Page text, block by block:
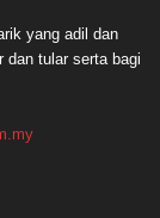
yang adil dan
dan tular serta bagi